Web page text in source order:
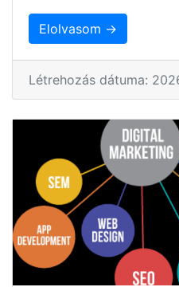
Elolvasom →
Létrehozás dátuma: